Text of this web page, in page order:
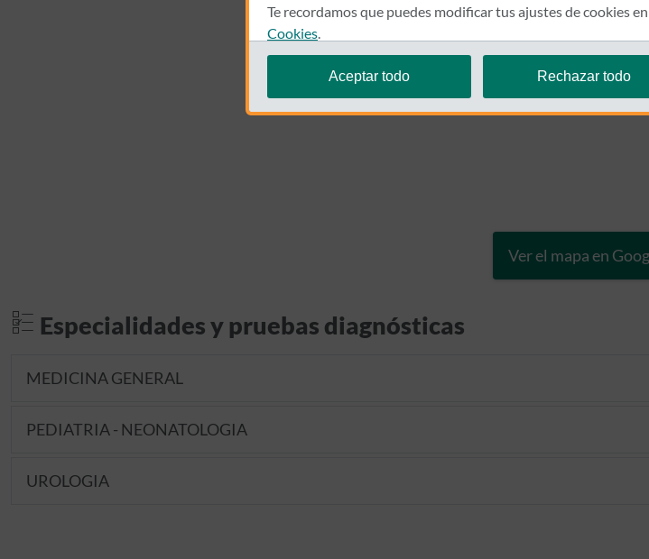
Ver el mapa en
Especialidades y pruebas diagnósticas
MEDICINA GENERAL
PEDIATRIA - NEONATOLOGIA
UROLOGIA
Te recordamos que puedes modificar tus ajustes de cookies
Cookies
Aceptar todo Rechazar todo